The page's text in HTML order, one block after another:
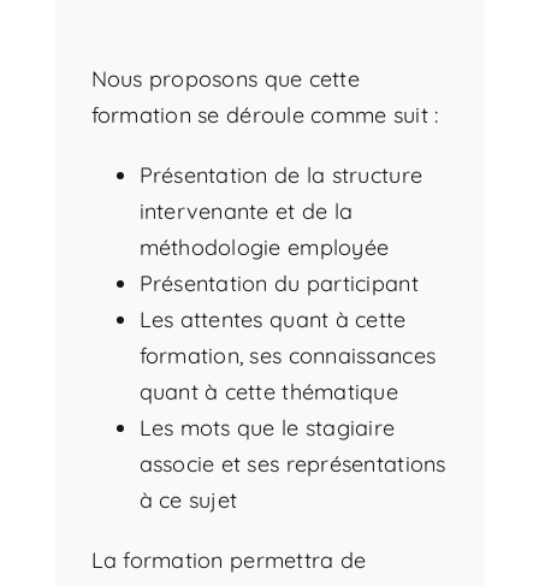
Nous proposons que cette
formation se déroule comme suit :
Présentation de la structure
intervenante et de la
méthodologie employée
Présentation du participant
Les attentes quant à cette
formation, ses connaissances
quant à cette thématique
Les mots que le stagiaire
associe et ses représentations
à ce sujet
La formation permettra de